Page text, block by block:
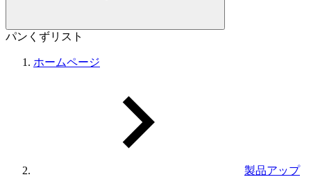
パンくずリスト
ホームページ
製品アップ